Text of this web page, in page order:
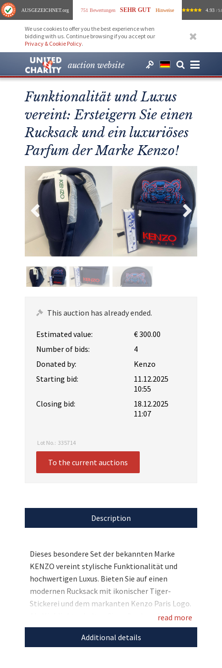
AUSGEZEICHNET.org 751 Bewertungen SEHR GUT Hinweise 4.93 /
We use cookies to offer you the best experience when
bidding with us. Continue browsing if you accept our
Privacy & Cookie Policy.
auction website
Funktionalität und Luxus
vereint: Ersteigern Sie einen
Rucksack und ein luxuriöses
Parfum der Marke Kenzo!
This auction has already ended.
Estimated value:
€ 300.00
Number of bids:
4
Donated by:
Kenzo
Starting bid:
11.12.2025
10:55
Closing bid:
18.12.2025
11:07
Lot No.: 335714
To the current auctions
Description
Dieses besondere Set der bekannten Marke
KENZO vereint stylische Funktionalität und
hochwertigen Luxus. Bieten Sie auf einen
modernen Rucksack mit ikonischer Tiger-
Stickerei und dem markanten Kenzo Paris Logo.
Als Highlight erhalten Sie außerdem das
Damenparfum Flower Ikebana Kenzo Indigo.
Ein eleganter Duft, der die Schönheit der Natur
read more
Additional details